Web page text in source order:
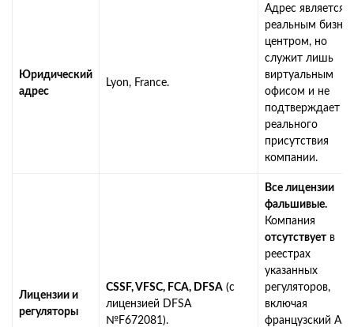
Юридический
адрес
Lyon, France.
Адрес является
реальным
центром, но
служит лишь
виртуальным
офисом и не
подтверждает
реального
присутствия
компании.
Лицензии и
регуляторы
CSSF, VFSC, FCA, DFSA (с
лицензией DFSA
№F672081).
Все лицензии
фальшивые.
Компания
отсутствует в
реестрах
указанных
регуляторов,
включая
французский